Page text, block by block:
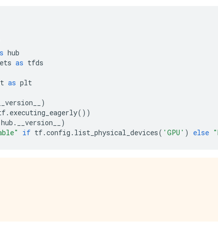
hub
as tfds
as plt
__version__
)
. executing_eagerly())
hub . __version__
)
if tf.config . list_physical_devices( 'GPU' ) else